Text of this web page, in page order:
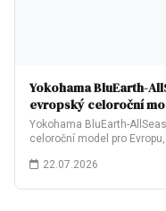
Yokohama BluEarth-
evropský celoroční
Yokohama BluEarth-
celoroční model pro
22.07.2026